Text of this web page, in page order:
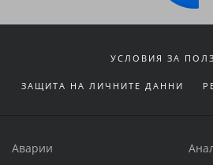
УСЛОВИЯ ЗА
ЗАЩИТА НА ЛИЧНИТЕ ДАННИ
Аварии